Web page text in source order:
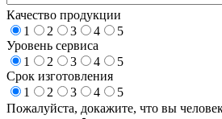
Качество продукции
1
2 3 4
5
Уровень сервиса
1
2 3 4
5
Срок изготовления
1
2 3 4
5
Пожалуйста, докажите, что вы